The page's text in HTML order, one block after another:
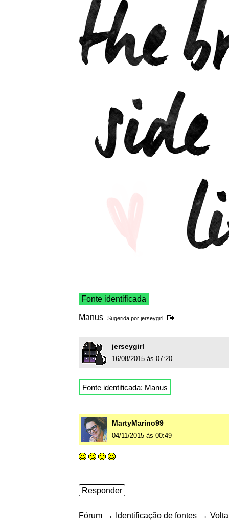
Fonte identificada
Manus Sugerida por jerseygirl
jerseygirl
16/08/2015 às 07:20
Fonte identificada: Manus
MartyMarino99
04/11/2015 às 00:49
Responder
Fórum → Identificação de fontes →